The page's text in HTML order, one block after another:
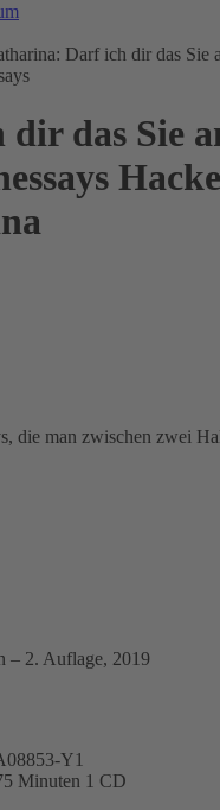
Darf ich dir das Sie
das Sie
die man zwischen zwei
– 2. Auflage, 2019
Y1
Minuten 1 CD